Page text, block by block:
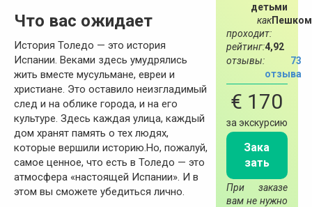
детьми
как
проходит:
Пешком
рейтинг:4,92
отзывы:
73
отзыва
€ 170
за экскурсию
Зака
зать
При заказе
вам не нужно
Что вас ожидает
История Толедо — это история
Испании. Веками здесь умудрялись
жить вместе мусульмане, евреи и
христиане. Это оставило неизгладимый
след и на облике города, и на его
культуре. Здесь каждая улица, каждый
дом хранят память о тех людях,
которые вершили историю.Но, пожалуй,
самое ценное, что есть в Толедо — это
атмосфера «настоящей Испании». И в
этом вы сможете убедиться лично.